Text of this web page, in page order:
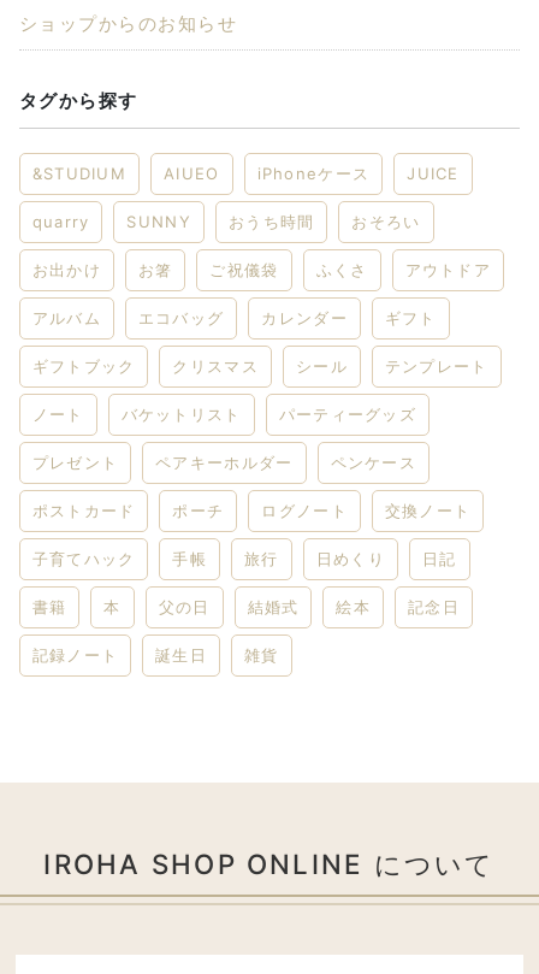
ショップからのお知らせ
タグから探す
&STUDIUM AIUEO iPhoneケース JUICE
quarry SUNNY おうち時間 おそろい
お出かけ お箸 ご祝儀袋 ふくさ アウトドア
アルバム エコバッグ カレンダー ギフト
ギフトブック クリスマス シール テンプレート
ノート バケットリスト パーティーグッズ
プレゼント ペアキーホルダー ペンケース
ポストカード ポーチ ログノート 交換ノート
子育てハック 手帳 旅行 日めくり 日記
書籍 本 父の日 結婚式 絵本 記念日
記録ノート 誕生日 雑貨
IROHA SHOP ONLINE について